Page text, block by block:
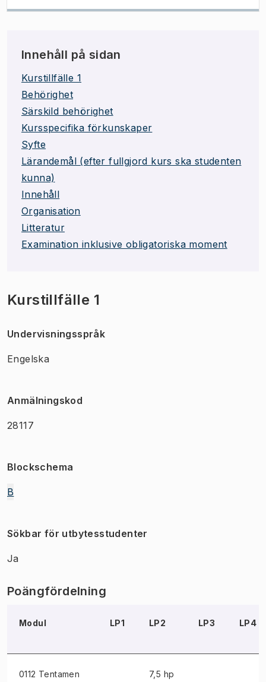
Innehåll på sidan
Kurstillfälle 1
Behörighet
Särskild behörighet
Kursspecifika förkunskaper
Syfte
Lärandemål (efter fullgjord kurs ska studenten
kunna)
Innehåll
Organisation
Litteratur
Examination inklusive obligatoriska moment
Kurstillfälle 1
Undervisningsspråk
Engelska
Anmälningskod
28117
Blockschema
B
Sökbar för utbytesstudenter
Ja
Poängfördelning
Modul LP1 LP2 LP3 LP4
0112 Tentamen 7,5 hp